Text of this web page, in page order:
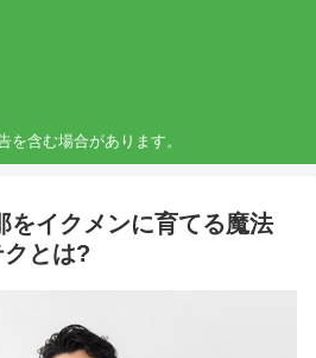
を含む場合があります。
をイクメンに育てる魔法
とは?